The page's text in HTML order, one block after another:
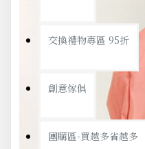
交換禮物專區 95折
創意傢俱
團購區-買越多省越多